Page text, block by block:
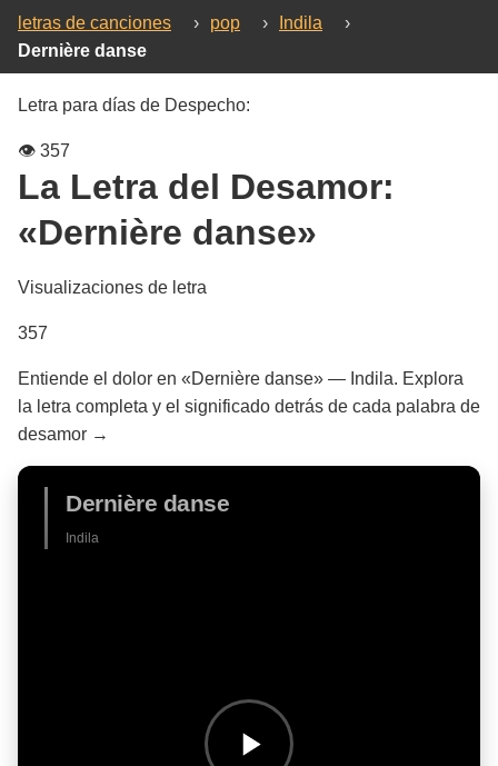
letras de canciones › pop › Indila
›
Dernière danse
Letra para días de Despecho:
👁️ 357
La Letra del Desamor:
«Dernière danse»
Visualizaciones de letra
357
Entiende el dolor en «Dernière danse» — Indila. Explora
la letra completa y el significado detrás de cada palabra de
desamor →
Dernière danse
Indila